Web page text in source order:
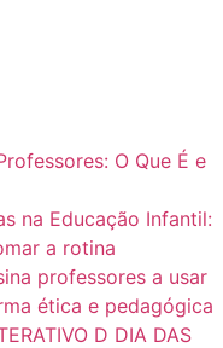
O Que É e
na Educação Infantil:
a rotina
professores a usar
ética e pedagógica
D DIA DAS